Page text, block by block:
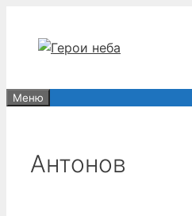
содержимому
Меню
Антонов